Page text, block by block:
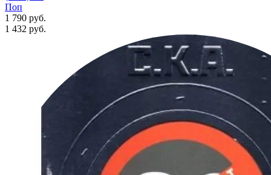
Поп
1 790 руб.
1 432 руб.